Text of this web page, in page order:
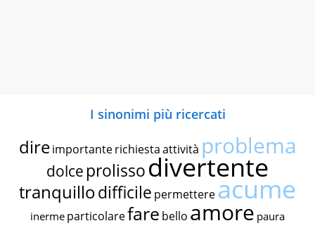
I sinonimi più ricercati
dire importante richiestaattività problema
dolce prolissodivertente
tranquillodifficile permettereacume
inerme particolarefare bello amore paura